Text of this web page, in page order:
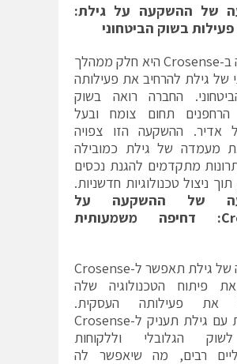
של ההשקעה על גילת:
בשוק הביטחוני
ההשקעה ב-Crosense היא חלק ממהלך
של גילת להרחיב את פעילותה
החברה רואה בשוק
תחום צומח ובעל
אדיר. ההשקעה הזו צפויה
מעמדה של גילת כמובילה
מתקדמים להגנת נכסים
תוך ניצול טכנולוגיות חדשניות.
של ההשקעה על
דחיפה משמעותית
ההשקעה של גילת תאפשר ל-Crosense
פיתוח הטכנולוגיה שלה
את פעילותה העסקית.
השותפות עם גילת תעניק ל-Crosense
הגלובלי וללקוחות
רבים, מה שיאפשר לה